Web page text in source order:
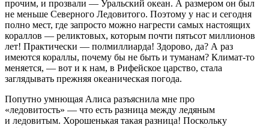
прочим, и прозвали — Уральский океан. А размером он был
не меньше Северного Ледовитого. Поэтому у нас и сегодня
полно мест, где запросто можно нагрести самых настоящих
кораллов — реликтовых, которым почти пятьсот миллионов
лет! Практически — полмиллиарда! Здорово, да? А раз
имеются кораллы, почему бы не быть и туманам? Климат-то
меняется, — вот и к нам, в Рифейское царство, стала
заглядывать прежняя океаническая погода.
Попутно умнющая Алиса разъяснила мне про
«ледовитость» — что есть разница между ледяным
и ледовитым. Хорошенькая такая разница! Поскольку